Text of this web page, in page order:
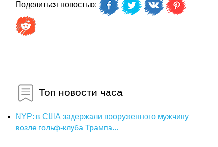
Поделиться новостью:
Топ новости часа
NYP: в США задержали вооруженного мужчину
возле гольф-клуба Трампа...